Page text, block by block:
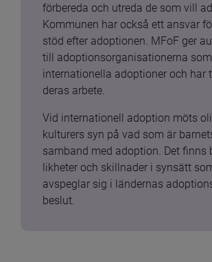
förbereda och utreda de som vill
Kommunen har också ett ansvar
stöd efter adoptionen. MFoF ger
till adoptionsorganisationerna
internationella adoptioner och har
deras arbete.
Vid internationell adoption möts
kulturers syn på vad som är
samband med adoption. Det finns
likheter och skillnader i synsätt
avspeglar sig i ländernas
beslut.